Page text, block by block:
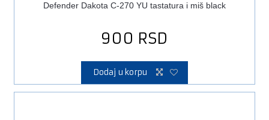
Defender Dakota C-270 YU tastatura i miš black
900 RSD
Dodaj u korpu